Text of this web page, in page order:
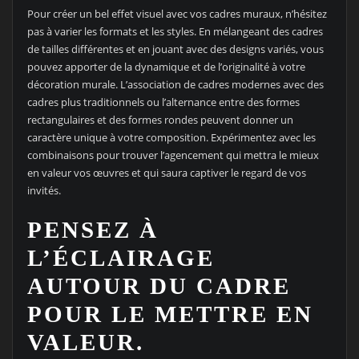
Pour créer un bel effet visuel avec vos cadres muraux, n’hésitez
pas à varier les formats et les styles. En mélangeant des cadres
de tailles différentes et en jouant avec des designs variés, vous
pouvez apporter de la dynamique et de l’originalité à votre
décoration murale. L’association de cadres modernes avec des
cadres plus traditionnels ou l’alternance entre des formes
rectangulaires et des formes rondes peuvent donner un
caractère unique à votre composition. Expérimentez avec les
combinaisons pour trouver l’agencement qui mettra le mieux
en valeur vos œuvres et qui saura captiver le regard de vos
invités.
PENSEZ À
L’ÉCLAIRAGE
AUTOUR DU CADRE
POUR LE METTRE EN
VALEUR.